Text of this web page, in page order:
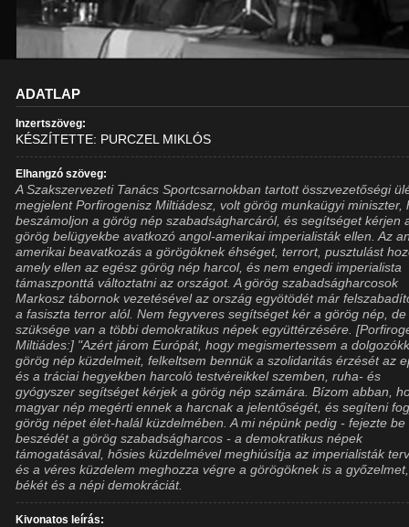
ADATLAP
Inzertszöveg:
KÉSZÍTETTE: PURCZEL MIKLÓS
Elhangzó szöveg:
A Szakszervezeti Tanács Sportcsarnokban tartott összvezetőségi
megjelent Porfirogenisz Miltiádesz, volt görög munkaügyi miniszter,
beszámoljon a görög nép szabadságharcáról, és segítséget kérjen
görög belügyekbe avatkozó angol-amerikai imperialisták ellen. Az
amerikai beavatkozás a görögöknek éhséget, terrort, pusztulást
amely ellen az egész görög nép harcol, és nem engedi imperialista
támaszponttá változtatni az országot. A görög szabadságharcosok
Markosz tábornok vezetésével az ország egyötödét már
a fasiszta terror alól. Nem fegyveres segítséget kér a görög nép, de
szüksége van a többi demokratikus népek együttérzésére.
Miltiádes:] "Azért járom Európát, hogy megismertessem a
görög nép küzdelmeit, felkeltsem bennük a szolidaritás érzését az
és a tráciai hegyekben harcoló testvéreikkel szemben, ruha- és
gyógyszer segítséget kérjek a görög nép számára. Bízom abban,
magyar nép megérti ennek a harcnak a jelentőségét, és segíteni
görög népet élet-halál küzdelmében. A mi népünk pedig - fejezte be
beszédét a görög szabadságharcos - a demokratikus népek
támogatásával, hősies küzdelmével meghiúsítja az imperialisták
és a véres küzdelem meghozza végre a görögöknek is a
békét és a népi demokráciát.
Kivonatos leírás: